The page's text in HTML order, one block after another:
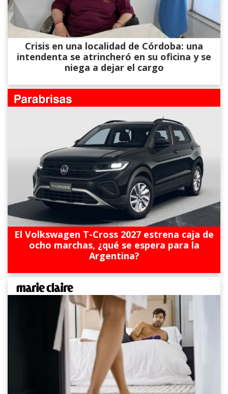
Crisis en una localidad de Córdoba: una
intendenta se atrincheró en su oficina y se
niega a dejar el cargo
El Volkswagen T-Cross 2027 estrena caja de
ocho marchas, ¿qué se espera para la
Argentina?